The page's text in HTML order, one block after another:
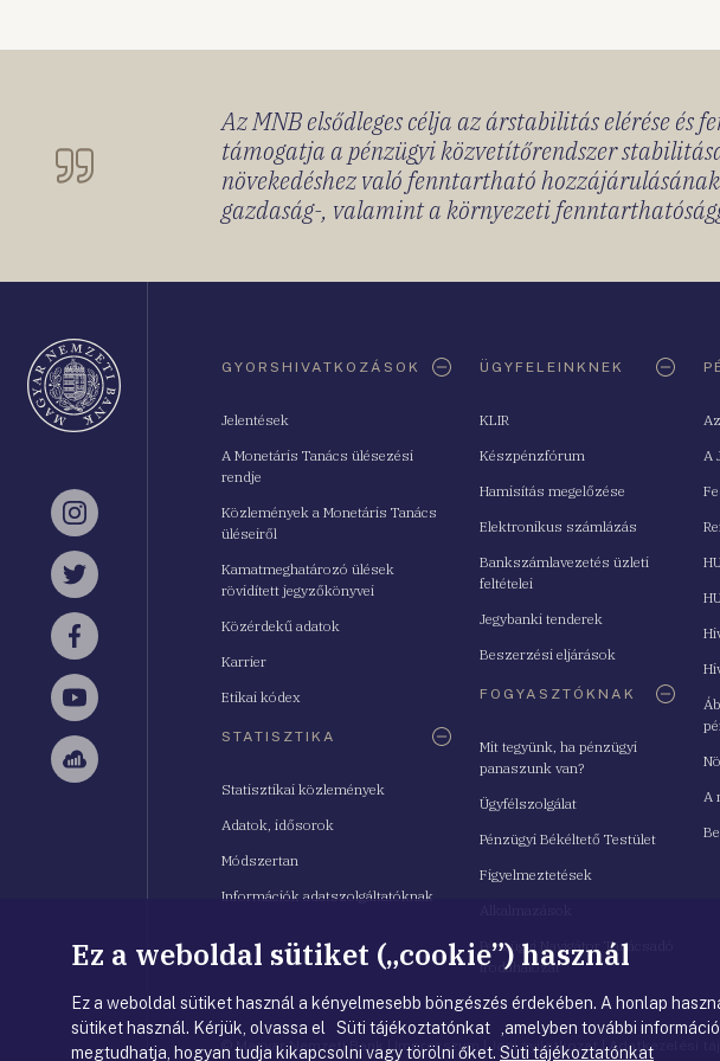
Az MNB elsődleges célja az árstabilitás elérése és
támogatja a pénzügyi közvetítőrendszer
növekedéshez való fenntartható
gazdaság-, valamint a környezeti
Instagram
Twitter
Facebook
YouTube
Sellsy
GYORSHIVATKOZÁSOK
Jelentések
A Monetáris Tanács ülésezési
rendje
Közlemények a Monetáris Tanács
üléseiről
Kamatmeghatározó ülések
rövidített jegyzőkönyvei
Közérdekű adatok
Karrier
Etikai kódex
STATISZTIKA
Statisztikai közlemények
Adatok, idősorok
Módszertan
Információk adatszolgáltatóknak
ÜGYFELEINKNEK
KLIR
Készpénzfórum
Hamisítás megelőzése
Elektronikus számlázás
Bankszámlavezetés üzleti
feltételei
Jegybanki tenderek
Beszerzési eljárások
FOGYASZTÓKNAK
Mit tegyünk, ha pénzügyi
panaszunk van?
Ügyfélszolgálat
Pénzügyi Békéltető Testület
Figyelmeztetések
Pénzügyi Navigátor Tanácsadó
Irodahálózat
A
A
© Magyar Nemzeti Bank |Impresszum |Jogi nyilatkozat|Adatkezelési
Ez a weboldal sütiket („cookie”) használ
Ez a weboldal sütiket használ a kényelmesebb böngészés érdekében. A honlap
sütiket használ. Kérjük, olvassa el Süti tájékoztatónkat ,amelyben további
megtudhatja, hogyan tudja kikapcsolni vagy törölni őket. Süti tájékoztatónkat